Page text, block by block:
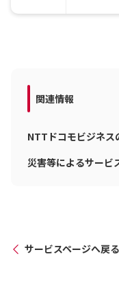
関連情報
NTTドコモビジネス
災害等によるサービ
サービスページへ戻る